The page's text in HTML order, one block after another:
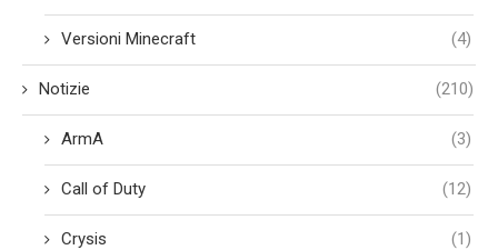
Versioni Minecraft (4)
Notizie (210)
ArmA (3)
Call of Duty (12)
Crysis (1)